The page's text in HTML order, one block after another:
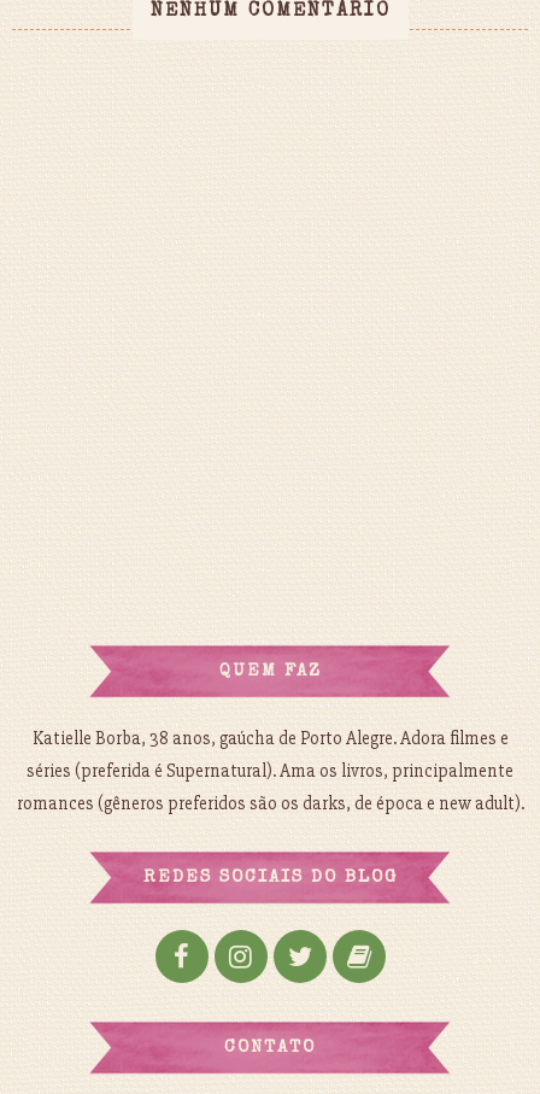
NENHUM COMENTÁRIO
QUEM FAZ
Katielle Borba, 38 anos, gaúcha de Porto Alegre. Adora filmes e
séries (preferida é Supernatural). Ama os livros, principalmente
romances (gêneros preferidos são os darks, de época e new adult).
REDES SOCIAIS DO BLOG
CONTATO